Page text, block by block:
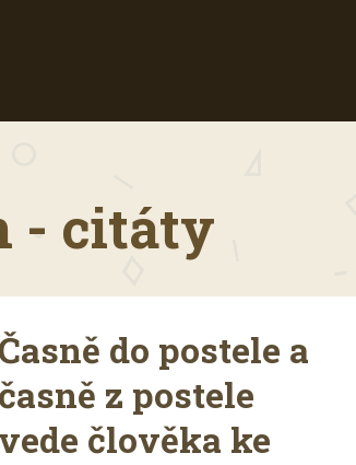
- citáty
do postele a
časně z postele
vede člověka ke